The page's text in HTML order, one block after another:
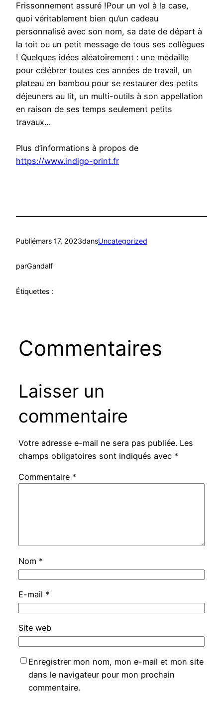
Frissonnement assuré !Pour un vol à la case,
quoi véritablement bien qu’un cadeau
personnalisé avec son nom, sa date de départ à
la toit ou un petit message de tous ses collègues
! Quelques idées aléatoirement : une médaille
pour célébrer toutes ces années de travail, un
plateau en bambou pour se restaurer des petits
déjeuners au lit, un multi-outils à son appellation
en raison de ses temps seulement petits
travaux…
Plus d’informations à propos de
https://www.indigo-print.fr
Publiémars 17, 2023dansUncategorized
parGandalf
Étiquettes :
Commentaires
Laisser un
commentaire
Votre adresse e-mail ne sera pas publiée. Les
champs obligatoires sont indiqués avec *
Commentaire *
Nom *
E-mail *
Site web
Enregistrer mon nom, mon e-mail et mon site
dans le navigateur pour mon prochain
commentaire.